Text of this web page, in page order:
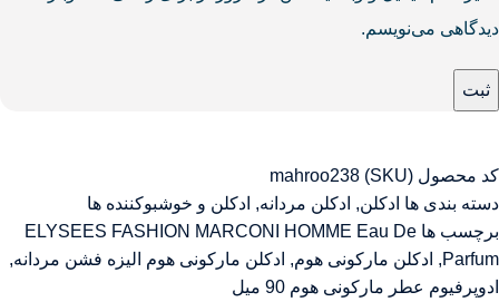
دیدگاهی می‌نویسم.
کد محصول (SKU)
mahroo238
دسته بندی ها ادکلن, ادکلن مردانه, ادکلن و خوشبوکننده ها
برچسب ها ELYSEES FASHION MARCONI HOMME Eau De
Parfum
, ادکلن مارکونی هوم, ادکلن مارکونی هوم الیزه فشن مردانه,
ادوپرفیوم عطر مارکونی هوم 90 میل